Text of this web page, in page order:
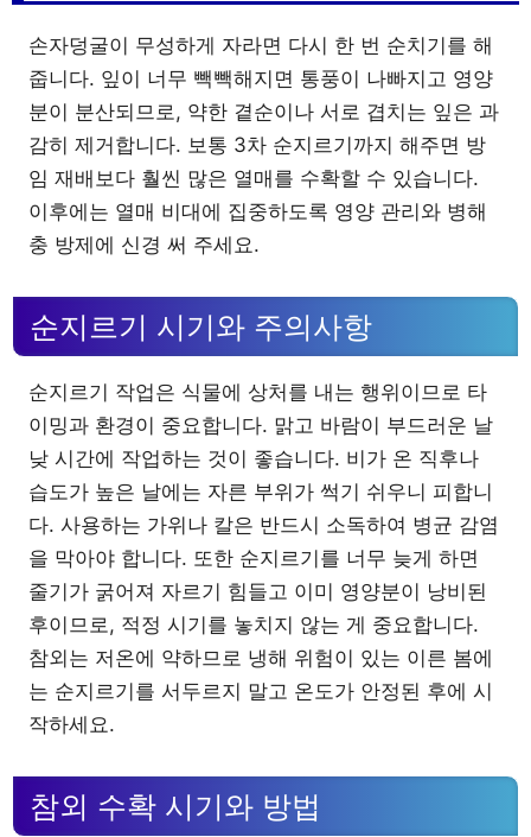
손자덩굴이 무성하게 자라면 다시 한 번 순치기를 해
줍니다. 잎이 너무 빽빽해지면 통풍이 나빠지고 영양
분이 분산되므로, 약한 곁순이나 서로 겹치는 잎은 과
감히 제거합니다. 보통 3차 순지르기까지 해주면 방
임 재배보다 훨씬 많은 열매를 수확할 수 있습니다.
이후에는 열매 비대에 집중하도록 영양 관리와 병해
충 방제에 신경 써 주세요.
순지르기 시기와 주의사항
순지르기 작업은 식물에 상처를 내는 행위이므로 타
이밍과 환경이 중요합니다. 맑고 바람이 부드러운 날
낮 시간에 작업하는 것이 좋습니다. 비가 온 직후나
습도가 높은 날에는 자른 부위가 썩기 쉬우니 피합니
다. 사용하는 가위나 칼은 반드시 소독하여 병균 감염
을 막아야 합니다. 또한 순지르기를 너무 늦게 하면
줄기가 굵어져 자르기 힘들고 이미 영양분이 낭비된
후이므로, 적정 시기를 놓치지 않는 게 중요합니다.
참외는 저온에 약하므로 냉해 위험이 있는 이른 봄에
는 순지르기를 서두르지 말고 온도가 안정된 후에 시
작하세요.
참외 수확 시기와 방법